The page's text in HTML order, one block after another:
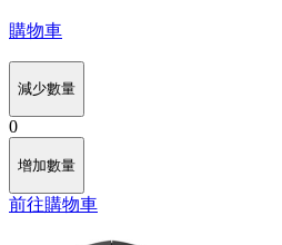
購物車
減少數量
0
增加數量
前往購物車